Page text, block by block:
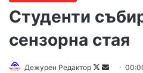
Студенти
сензорна стая
Дежурен Редактор
F